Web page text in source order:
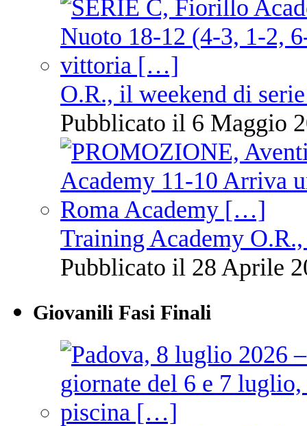
O.R., il weekend di
Pubblicato il 6 Maggio
Training Academy
Pubblicato il 28 Aprile
Giovanili Fasi Finali